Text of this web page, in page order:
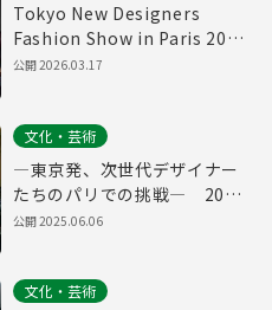
Tokyo New Designers
Fashion Show in Paris 2026
【フルランウェイ】- 東京都
公開2026.03.17
文化・芸術
―東京発、次世代デザイナー
たちのパリでの挑戦― 2025
ファッションショー in パリ
公開2025.06.06
文化・芸術